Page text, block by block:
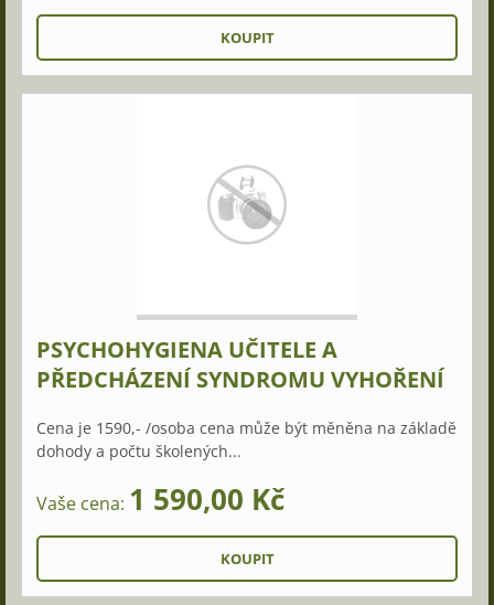
PSYCHOHYGIENA UČITELE A
PŘEDCHÁZENÍ SYNDROMU VYHOŘENÍ
Cena je 1590,- /osoba cena může být měněna na základě
dohody a počtu školených...
Vaše cena: 1 590,00 Kč